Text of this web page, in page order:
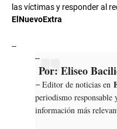
las víctimas y responder al
ElNuevoExtra
--
--
Por: Eliseo
– Editor de noticias en
periodismo
información más